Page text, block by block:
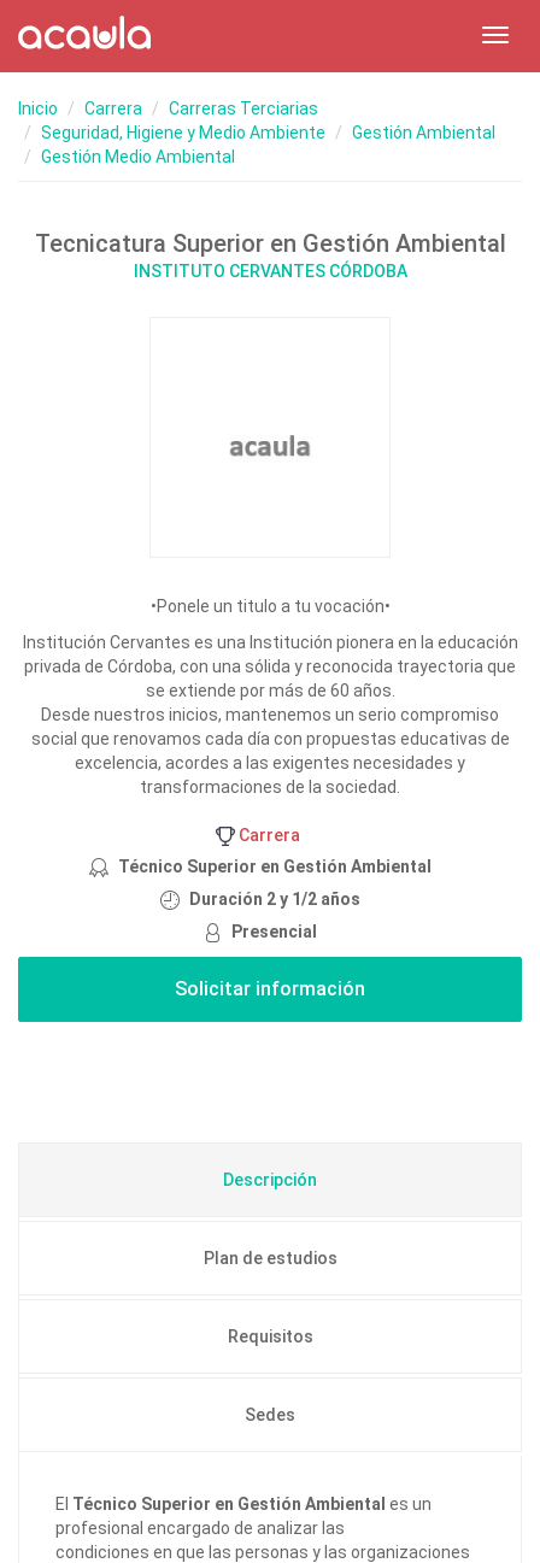
Inicio Carrera
Carreras Terciarias
Seguridad, Higiene y Medio Ambiente
Gestión Ambiental
Gestión Medio Ambiental
Tecnicatura Superior en Gestión Ambiental
INSTITUTO CERVANTES CÓRDOBA
•Ponele un titulo a tu vocación•
Institución Cervantes es una Institución pionera en la educación
privada de Córdoba, con una sólida y reconocida trayectoria que
se extiende por más de 60 años.
Desde nuestros inicios, mantenemos un serio compromiso
social que renovamos cada día con propuestas educativas de
excelencia, acordes a las exigentes necesidades y
transformaciones de la sociedad.
Carrera
Técnico Superior en Gestión Ambiental
Duración 2 y 1/2 años
Presencial
Descripción
Plan de estudios
Requisitos
Sedes
El Técnico Superior en Gestión Ambiental es un
profesional encargado de analizar las
condiciones en que las personas y las organizaciones